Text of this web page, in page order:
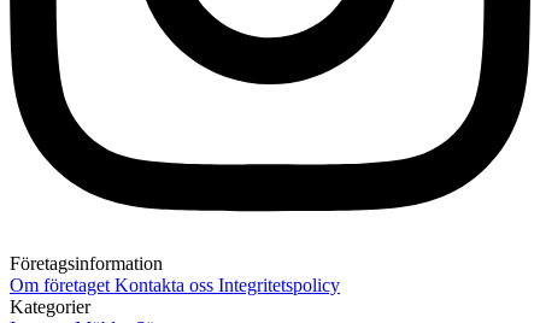
Företagsinformation
Om företaget Kontakta oss Integritetspolicy
Kategorier